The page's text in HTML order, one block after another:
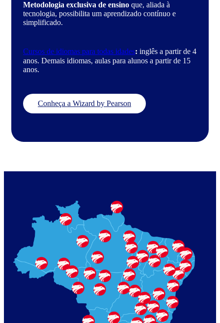
Metodologia exclusiva de ensino que, aliada à
tecnologia, possibilita um aprendizado contínuo e
simplificado.
Cursos de idiomas para todas idades: inglês a partir de 4
anos. Demais idiomas, aulas para alunos a partir de 15
anos.
Conheça a Wizard by Pearson